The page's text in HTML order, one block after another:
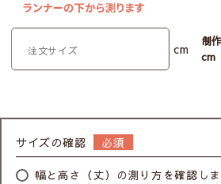
cm
制
cm
サイズの確認
幅と高さ（丈）の測り方を確認し